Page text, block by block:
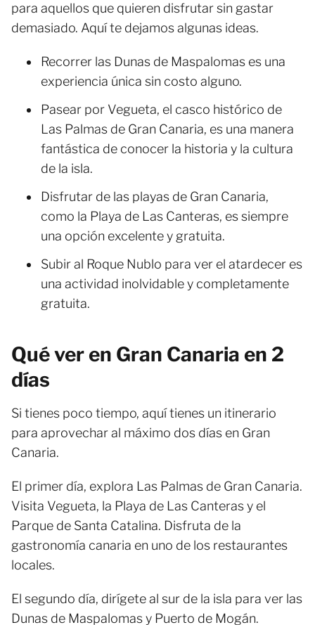
para aquellos que quieren disfrutar sin gastar
demasiado. Aquí te dejamos algunas ideas.
Recorrer las Dunas de Maspalomas es una
experiencia única sin costo alguno.
Pasear por Vegueta, el casco histórico de
Las Palmas de Gran Canaria, es una manera
fantástica de conocer la historia y la cultura
de la isla.
Disfrutar de las playas de Gran Canaria,
como la Playa de Las Canteras, es siempre
una opción excelente y gratuita.
Subir al Roque Nublo para ver el atardecer es
una actividad inolvidable y completamente
gratuita.
Qué ver en Gran Canaria en 2
días
Si tienes poco tiempo, aquí tienes un itinerario
para aprovechar al máximo dos días en Gran
Canaria.
El primer día, explora Las Palmas de Gran Canaria.
Visita Vegueta, la Playa de Las Canteras y el
Parque de Santa Catalina. Disfruta de la
gastronomía canaria en uno de los restaurantes
locales.
El segundo día, dirígete al sur de la isla para ver las
Dunas de Maspalomas y Puerto de Mogán.